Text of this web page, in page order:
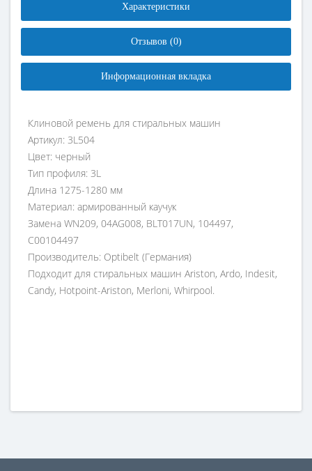
Характеристики
Отзывов (0)
Информационная вкладка
Клиновой ремень для стиральных машин
Артикул: 3L504
Цвет: черный
Тип профиля: 3L
Длина 1275-1280 мм
Материал: армированный каучук
Замена WN209, 04AG008, BLT017UN, 104497,
C00104497
Производитель: Optibelt (Германия)
Подходит для стиральных машин Ariston, Ardo, Indesit,
Candy, Hotpoint-Ariston, Merloni, Whirpool.